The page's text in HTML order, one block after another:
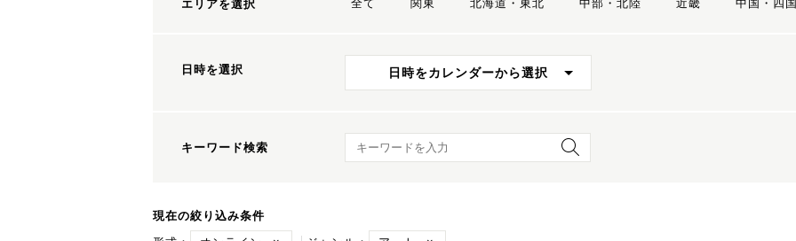
エリアを選択 全て 関東 北海道・東北 中部・北陸 近畿 中国・四国
日時を選択 日時をカレンダーから選択
キーワード検索 キーワード検索
現在の絞り込み条件